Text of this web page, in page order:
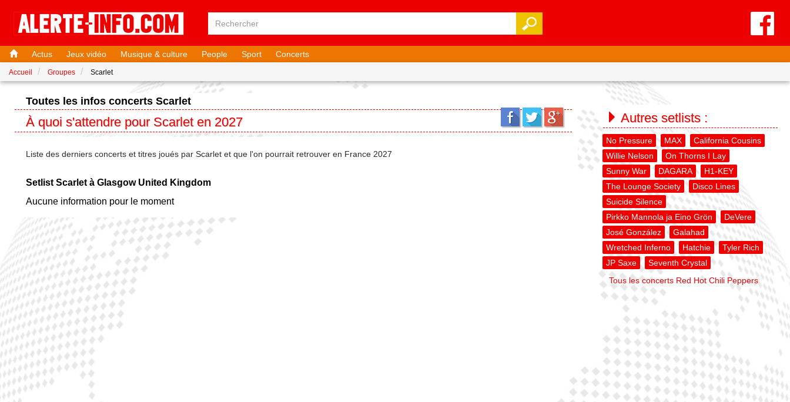
Actus Jeux vidéo Musique & culture People Sport Concerts
Accueil Groupes Scarlet
Toutes les infos concerts Scarlet
À quoi s'attendre pour Scarlet en 2027
Liste des derniers concerts et titres joués par Scarlet et que l'on pourrait retrouver en France 2027
Setlist Scarlet à Glasgow United Kingdom
Aucune information pour le moment
Autres setlists :
No Pressure MAX
California Cousins
Willie Nelson
On Thorns I Lay
Sunny War
DAGARA
H1-KEY
The Lounge Society
Disco Lines
Suicide Silence
Pirkko Mannola ja Eino Grön
DeVere
José González
Galahad
Wretched Inferno
Hatchie
Tyler Rich
JP Saxe
Seventh Crystal
Tous les concerts Red Hot Chili Peppers